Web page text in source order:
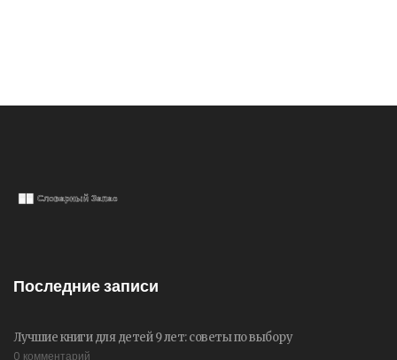
Последние записи
Лучшие книги для детей 9 лет: советы по выбору
0 комментарий